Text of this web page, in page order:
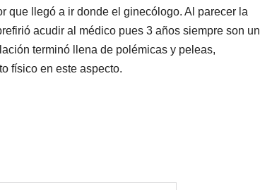
que llegó a ir donde el ginecólogo. Al parecer la
acudir al médico pues 3 años siempre son un
terminó llena de polémicas y peleas,
físico en este aspecto.